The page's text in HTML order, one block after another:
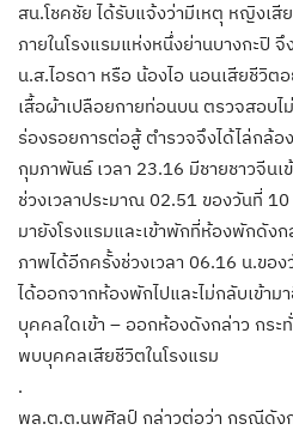
สน.โชคชัย ได้รับแจ้งว่ามีเหตุ หญิงเ
ภายในโรงแรมแห่งหนึ่งย่านบางกะปิ
น.ส.ไอรดา หรือ น้องไอ นอนเสียชีวิต
เสื้อผ้าเปลือยกายท่อนบน ตรวจสอบ
ร่องรอยการต่อสู้ ตำรวจจึงได้ไล่กล้
กุมภาพันธ์ เวลา 23.16 มีชายชาวจีนเ
ช่วงเวลาประมาณ 02.51 ของวันที่
มายังโรงแรมและเข้าพักที่ห้องพักดัง
ภาพได้อีกครั้งช่วงเวลา 06.16 น.ขอ
ได้ออกจากห้องพักไปและไม่กลับเข้า
บุคคลใดเข้า – ออกห้องดังกล่าว กระ
พบบุคคลเสียชีวิตในโรงแรม
.
พล.ต.ต.นพศิลป์ กล่าวต่อว่า กรณีดัง